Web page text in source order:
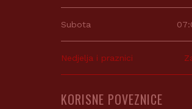
Subota
Nedjelja i praznici
KORISNE POVEZNICE